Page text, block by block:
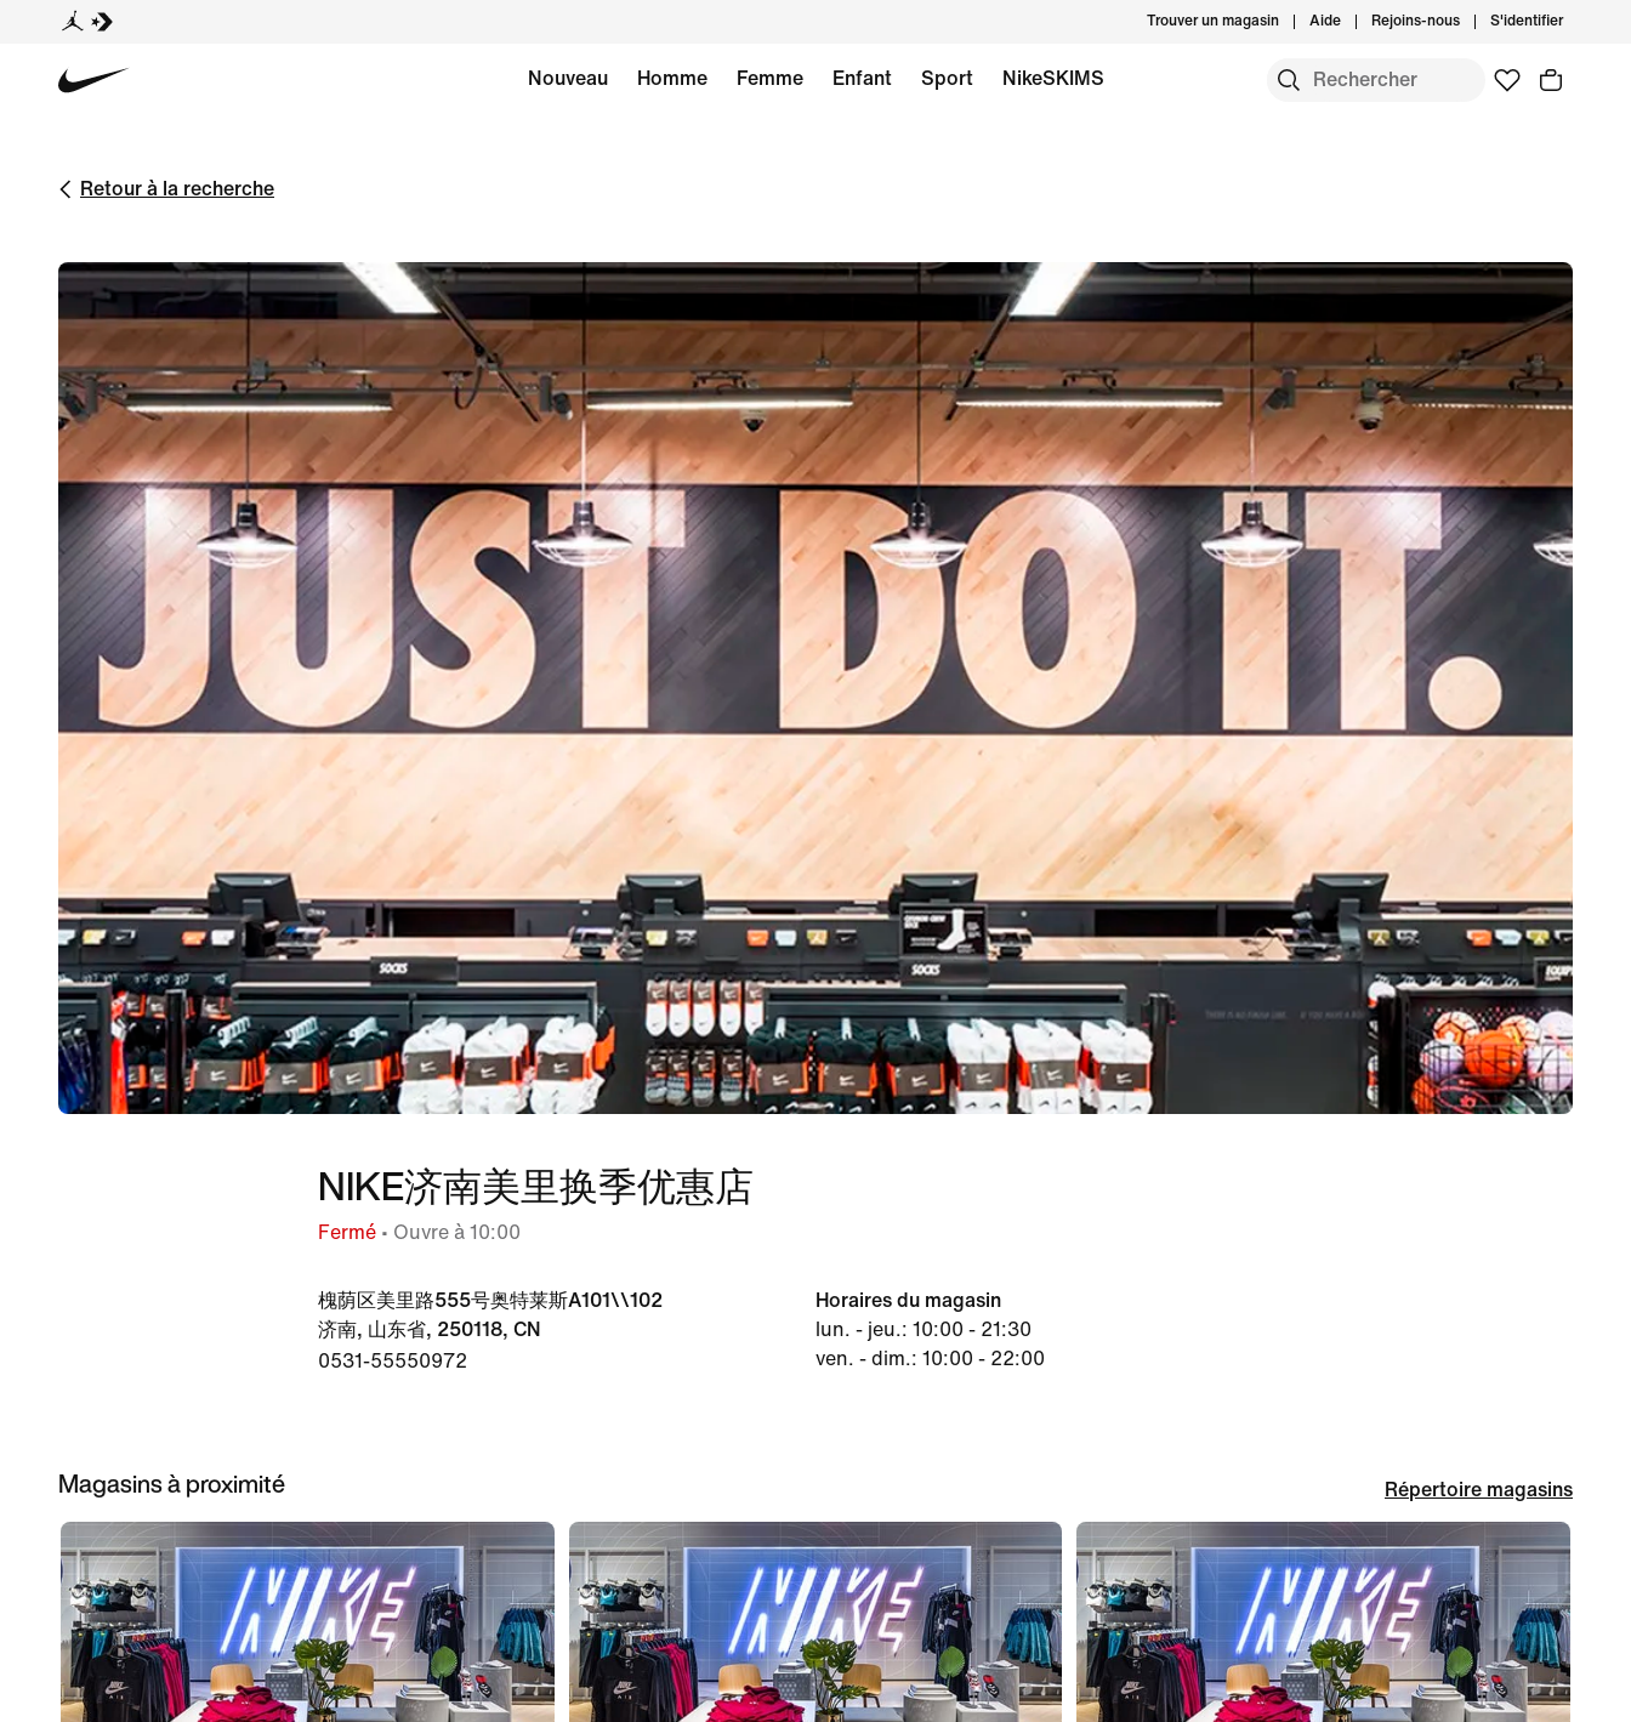
Trouver un magasin Aide Rejoins-nous S'identifier
Nouveau Homme Femme Enfant Sport NikeSKIMS
Retour à la recherche
NIKE济南美里换季优惠店
Fermé • Ouvre à 10:00
槐荫区美里路555号奥特莱斯A101\\102
济南, 山东省, 250118, CN
0531-55550972
Horaires du magasin
lun. - jeu.: 10:00 - 21:30
ven. - dim.: 10:00 - 22:00
Magasins à proximité Répertoire magasins